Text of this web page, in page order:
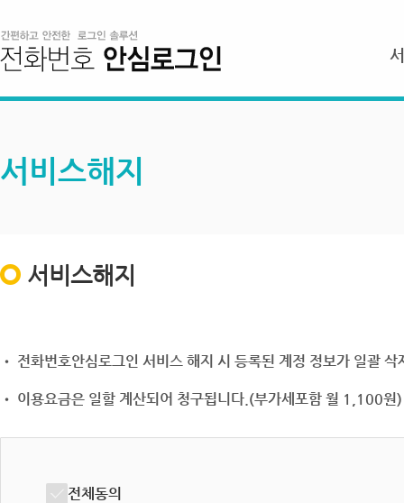
서비스해지
서비스해지
• 전화번호안심로그인 서비스 해지 시 등록된 계정 정보가 일괄
• 이용요금은 일할 계산되어 청구됩니다.(부가세포함 월 1,100원)
전체동의